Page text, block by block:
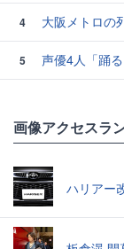
4 大阪メトロの
5
声優4人「踊
画像アクセスラ
ハリアー